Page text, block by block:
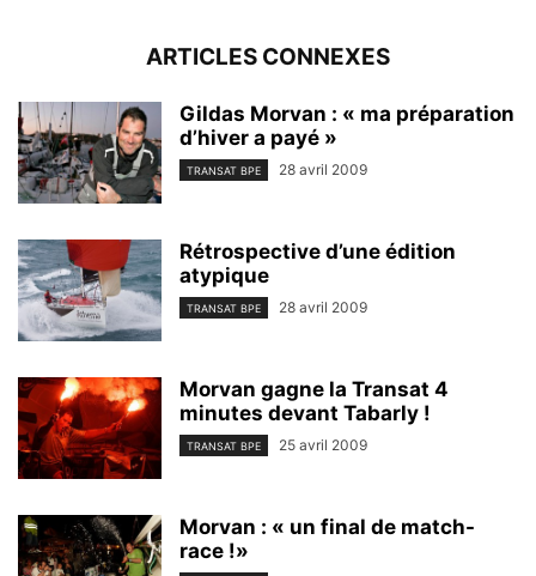
ARTICLES CONNEXES
Gildas Morvan : « ma préparation
d’hiver a payé »
TRANSAT BPE 28 avril 2009
Rétrospective d’une édition
atypique
TRANSAT BPE 28 avril 2009
Morvan gagne la Transat 4
minutes devant Tabarly !
TRANSAT BPE 25 avril 2009
Morvan : « un final de match-
race !»